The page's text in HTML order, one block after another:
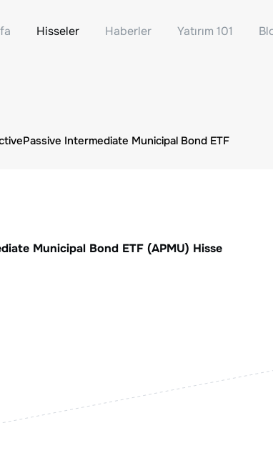
Hisseler Haberler Yatırım 101
Intermediate Municipal Bond ETF
Municipal Bond ETF (APMU) Hisse